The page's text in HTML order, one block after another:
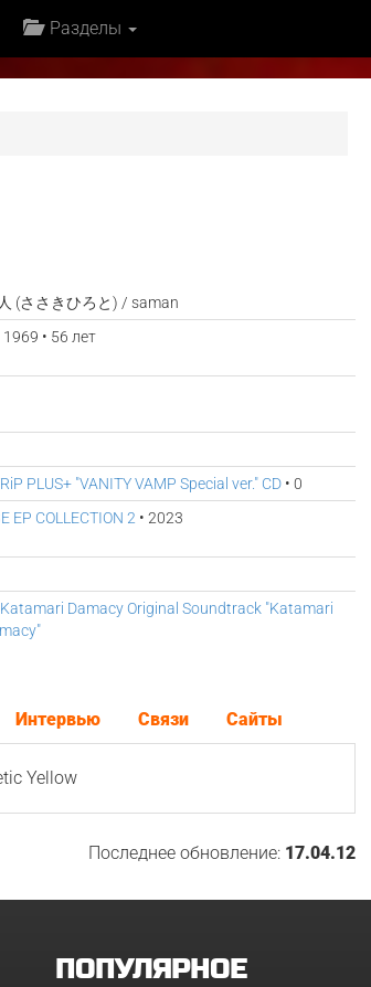
Разделы
(ささきひろと) / saman
• 56 лет
PLUS+ "VANITY VAMP Special ver." CD• 0
EP COLLECTION 2 • 2023
Damacy Original Soundtrack "Katamari
Интервью Связи Сайты
Yellow
Последнее обновление: 17.04.12
ПОПУЛЯРНОЕ